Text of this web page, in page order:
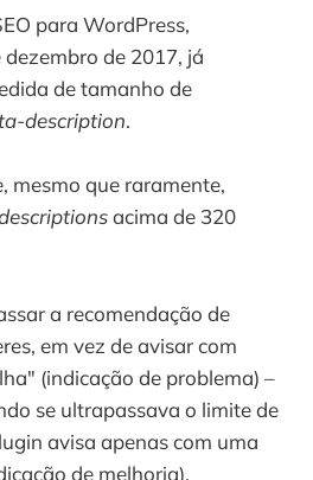
para WordPress,
de 2017, já
de tamanho de
description.
mesmo que raramente,
acima de 320
a recomendação de
em vez de avisar com
(indicação de problema) –
se ultrapassava o limite de
avisa apenas com uma
de melhoria).